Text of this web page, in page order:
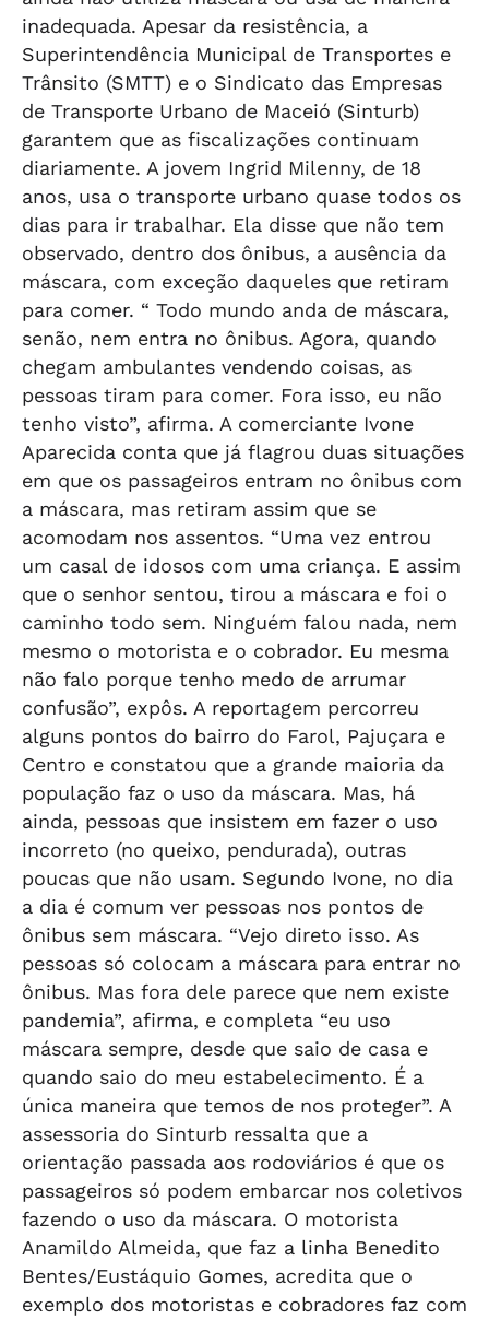
inadequada. Apesar da resistência, a
Superintendência Municipal de Transportes e
Trânsito (SMTT) e o Sindicato das Empresas
de Transporte Urbano de Maceió (Sinturb)
garantem que as fiscalizações continuam
diariamente. A jovem Ingrid Milenny, de 18
anos, usa o transporte urbano quase todos os
dias para ir trabalhar. Ela disse que não tem
observado, dentro dos ônibus, a ausência da
máscara, com exceção daqueles que retiram
para comer. “ Todo mundo anda de máscara,
senão, nem entra no ônibus. Agora, quando
chegam ambulantes vendendo coisas, as
pessoas tiram para comer. Fora isso, eu não
tenho visto”, afirma. A comerciante Ivone
Aparecida conta que já flagrou duas situações
em que os passageiros entram no ônibus com
a máscara, mas retiram assim que se
acomodam nos assentos. “Uma vez entrou
um casal de idosos com uma criança. E assim
que o senhor sentou, tirou a máscara e foi o
caminho todo sem. Ninguém falou nada, nem
mesmo o motorista e o cobrador. Eu mesma
não falo porque tenho medo de arrumar
confusão”, expôs. A reportagem percorreu
alguns pontos do bairro do Farol, Pajuçara e
Centro e constatou que a grande maioria da
população faz o uso da máscara. Mas, há
ainda, pessoas que insistem em fazer o uso
incorreto (no queixo, pendurada), outras
poucas que não usam. Segundo Ivone, no dia
a dia é comum ver pessoas nos pontos de
ônibus sem máscara. “Vejo direto isso. As
pessoas só colocam a máscara para entrar no
ônibus. Mas fora dele parece que nem existe
pandemia”, afirma, e completa “eu uso
máscara sempre, desde que saio de casa e
quando saio do meu estabelecimento. É a
única maneira que temos de nos proteger”. A
assessoria do Sinturb ressalta que a
orientação passada aos rodoviários é que os
passageiros só podem embarcar nos coletivos
fazendo o uso da máscara. O motorista
Anamildo Almeida, que faz a linha Benedito
Bentes/Eustáquio Gomes, acredita que o
exemplo dos motoristas e cobradores faz com